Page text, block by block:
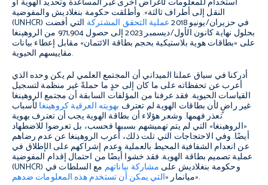
النقل إلى أطراف ثالثة». وأطلقت حكومة بنغلاديش والمفوضية
(UNHCR) في حزيران/يونيو 2018 عملية التحقق المشتركة التي أفضت
بحلول نهاية كانون الأول/ديسمبر 2023 إلى حصول 971,904 من الروهينغا
على «بطاقات هوية بلاستيكية بحجم بطاقة الائتمان» مقابل إعطاء بيانات
مقاييسهم الحيوية.
أدركنا في سياق عملنا الميداني أن المجتمع العلمي لم يكن وحده الذي
أعرب عن تحفظاته على ما كان إلى حدٍ ما حملةً غير منظمة لتسجيل
القياسات الحيوية. فقد عرفنا من المؤلفات السابقة أن مجتمع الروهينغا
غير راضٍ لأن بطاقات الهوية لم تعترف بهويته العرقية كروهينغا لأسباب
تعذر فهمها. وشعر هؤلاء أن بطاقة الهوية يجب أن تعترف بهوية
«الروهينغا» التي لم يتم تهميشهم بسببها فحسب، بل تعرضوا للاضطهاد
أيضًا. وفي الاحتجاجات التي تلت ذلك، أعرب الروهينغا عن عدم رضاهم
عن انعدام الشفافية المحيط بالعملية وعدم إشراكهم على الإطلاق في
عملية تصميم بطاقة الهوية. فقد خشوا أيضًا من احتمال إقدام المفوضية
(UNHCR) وحكومة بنغلاديش على مشاركة بياناتهم مع السلطات في
ميانمار «التي يمكن أن تستخدم هذه المعلومات ضدهم
».